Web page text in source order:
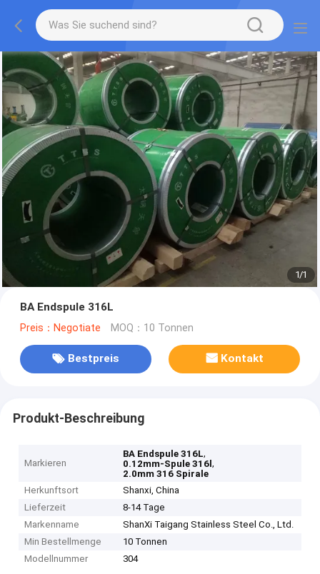
1/1
BA Endspule 316L
Preis：Negotiate MOQ：10 Tonnen
Bestpreis Kontakt
Produkt-Beschreibung
Markieren
BA Endspule 316L,
0.12mm-Spule 316l,
2.0mm 316 Spirale
Herkunftsort
Shanxi, China
Lieferzeit
8-14 Tage
Markenname
ShanXi Taigang Stainless Steel Co., Ltd.
Min Bestellmenge
10 Tonnen
Modellnummer
304